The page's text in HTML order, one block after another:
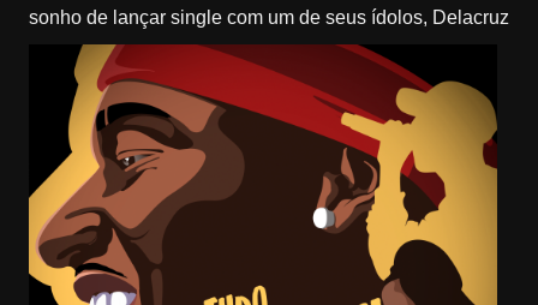
sonho de lançar single com um de seus ídolos, Delacruz